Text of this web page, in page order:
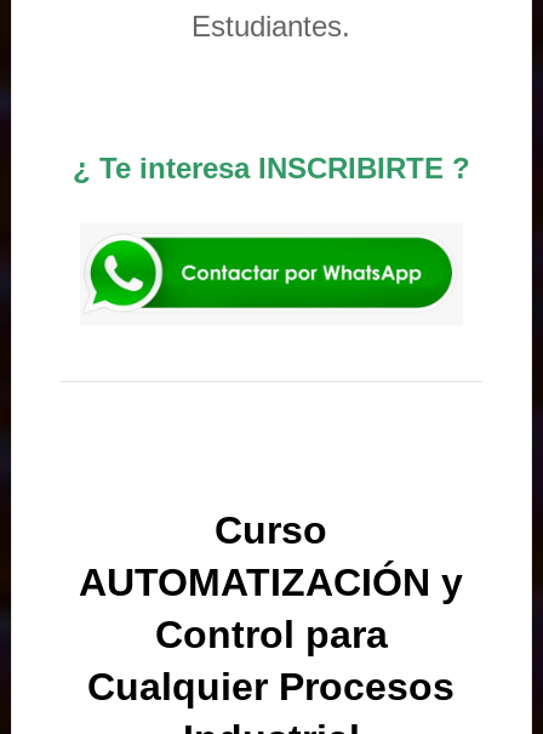
Estudiantes.
¿ Te interesa INSCRIBIRTE ?
Curso
AUTOMATIZACIÓN y
Control para
Cualquier Procesos